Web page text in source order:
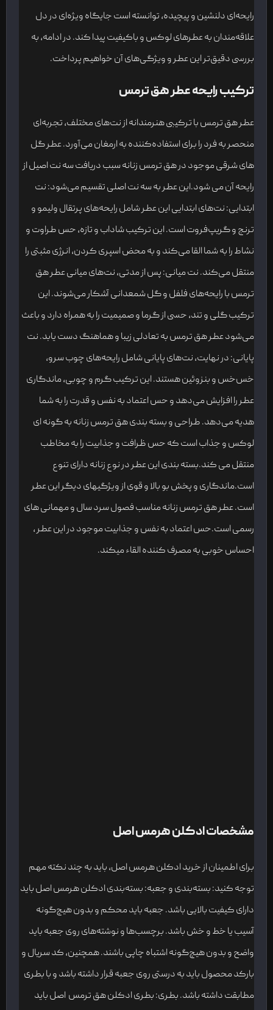
رایحه‌ای دلنشین و پیچیده، توانسته است جایگاه ویژه‌ای در دل
علاقه‌مندان به عطرهای لوکس و باکیفیت پیدا کند. در ادامه، به
بررسی دقیق‌تر این عطر و ویژگی‌های آن خواهیم پرداخت.
ترکیب رایحه عطر هق ترمس
عطر هق ترمس با ترکیبی هنرمندانه از نت‌های مختلف، تجربه‌ای
منحصر به فرد را برای استفاده‌کننده به ارمغان می‌آورد. عطر گل
های شرقی موجود در هق ترمس زنانه سبب دریافت سه نت اصیل از
رایحه آن می شود.این عطر به سه نت اصلی تقسیم می‌شود: نت
ابتدایی: نت‌های ابتدایی این عطر شامل رایحه‌های پرتقال ولیمو و
ترنج و گریپ‌فروت است. این ترکیب شاداب و تازه، حس طراوت و
نشاط را به شما القا می‌کند و به محض اسپری کردن، انرژی مثبتی را
منتقل می‌کند. نت میانی: پس از مدتی، نت‌های میانی عطر هق
ترمس با رایحه‌های فلفل و گل شمعدانی آشکار می‌شوند. این
ترکیب گلی و تند، حسی از گرما و صمیمیت را به همراه دارد و باعث
می‌شود عطر هق ترمس به تعادلی زیبا و هماهنگ دست یابد. نت
پایانی: در نهایت، نت‌های پایانی شامل رایحه‌های چوب سرو،
خس‌خس و بنزوئین هستند. این ترکیب گرم و چوبی، ماندگاری
عطر را افزایش می‌دهد و حس اعتماد به نفس و قدرت را به شما
هدیه می‌دهد. طراحی و بسته بندی هق ترمس زنانه به گونه ای
لوکس و جذاب است که حس ظرافت و جذابیت را به مخاطب
منتقل می کند.بسته بندی این عطر در نوع زنانه دارای تنوع
است.ماندگاری و پخش بو بالا و قوی از ویژگیهای دیگر این عطر
است. عطر هق ترمس زنانه مناسب فصول سرد سال و مهمانی های
رسمی است.حس اعتماد به نفس و جذابیت موجود در این عطر ،
احساس خوبی به مصرف کننده القاء میکند.
مشخصات ادکلن هرمس اصل
برای اطمینان از خرید ادکلن هرمس اصل، باید به چند نکته مهم
توجه کنید: بسته‌بندی و جعبه: بسته‌بندی ادکلن هرمس اصل باید
دارای کیفیت بالایی باشد. جعبه باید محکم و بدون هیچ‌گونه
آسیب یا خط و خش باشد. برچسب‌ها و نوشته‌های روی جعبه باید
واضح و بدون هیچ‌گونه اشتباه چاپی باشند. همچنین، کد سریال و
بارکد محصول باید به درستی روی جعبه قرار داشته باشد و با بطری
مطابقت داشته باشد. بطری: بطری ادکلن هق ترمس اصل باید